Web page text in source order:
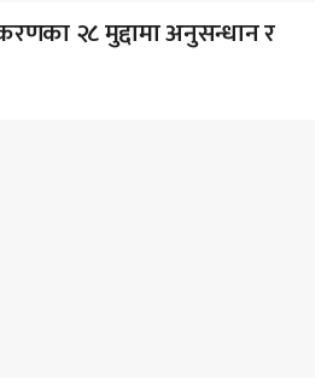
२८ मुद्दामा अनुसन्धान र